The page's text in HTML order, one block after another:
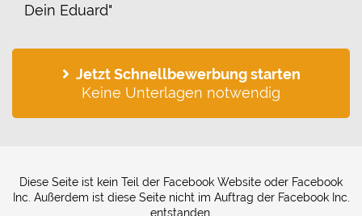
Dein Eduard"
Jetzt Schnellbewerbung starten
Keine Unterlagen notwendig
Diese Seite ist kein Teil der Facebook Website oder Facebook
Inc. Außerdem ist diese Seite nicht im Auftrag der Facebook Inc.
entstanden.